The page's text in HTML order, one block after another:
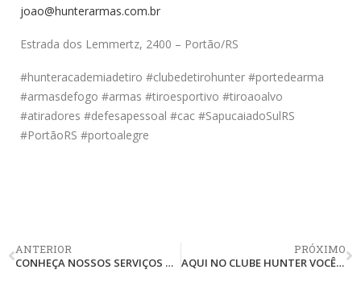
joao@hunterarmas.com.br
Estrada dos Lemmertz, 2400 – Portão/RS
#hunteracademiadetiro #clubedetirohunter #portedearma
#armasdefogo #armas #tiroesportivo #tiroaoalvo
#atiradores #defesapessoal #cac #SapucaiadoSulRS
#PortãoRS #portoalegre
ANTERIOR
CONHEÇA NOSSOS SERVIÇOS DE PROCURADORIA: * EXÉRCITO BRASILEIRO
PRÓXIMO
AQUI NO CLUBE HUNTER VOCÊ TEM NOSSOS SERVIÇOS DE PROCURADORIA: * POLÍCIA FEDERAL